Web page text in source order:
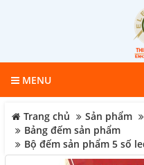
MENU
Trang chủ Sản phẩm
Bảng đếm sản phẩm
Bộ đếm sản phẩm 5 số